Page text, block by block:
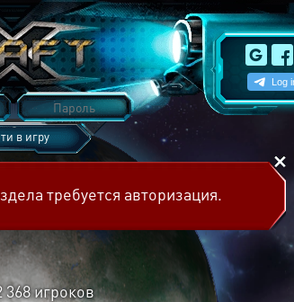
в игру
требуется авторизация.
368игроков